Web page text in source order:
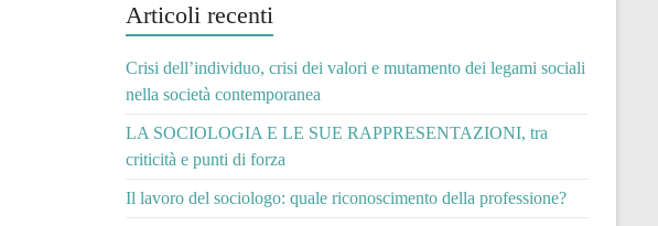
Articoli recenti
Crisi dell’individuo, crisi dei valori e mutamento dei legami sociali
nella società contemporanea
LA SOCIOLOGIA E LE SUE RAPPRESENTAZIONI, tra
criticità e punti di forza
Il lavoro del sociologo: quale riconoscimento della professione?